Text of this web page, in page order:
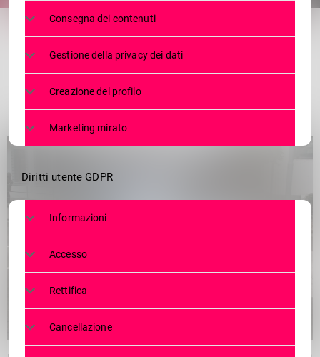
Consegna dei contenuti
Gestione della privacy dei dati
Creazione del profilo
Marketing mirato
Diritti utente GDPR
Informazioni
Accesso
Rettifica
Cancellazione